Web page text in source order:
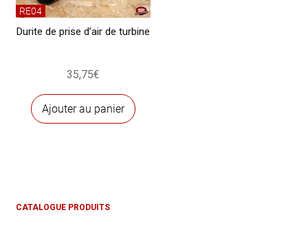
RE04
Durite de prise d’air de turbine
35,75€
Ajouter au panier
CATALOGUE PRODUITS